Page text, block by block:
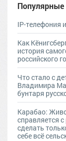
Популярные
IP-телефония
Как
история
российского
Что стало с
Владимира
бунтаря
Карабао:
справляется
сделать
себе всё